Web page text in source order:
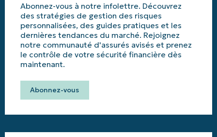
Abonnez-vous à notre infolettre. Découvrez
des stratégies de gestion des risques
personnalisées, des guides pratiques et les
dernières tendances du marché. Rejoignez
notre communauté d'assurés avisés et prenez
le contrôle de votre sécurité financière dès
maintenant.
Abonnez-vous